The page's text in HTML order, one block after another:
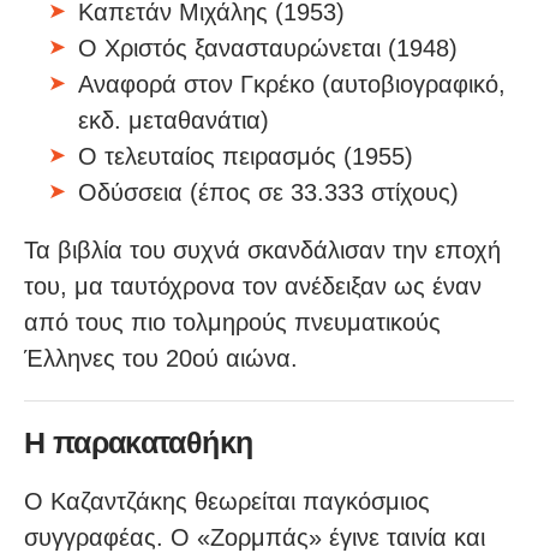
Καπετάν Μιχάλης (1953)
Ο Χριστός ξανασταυρώνεται (1948)
Αναφορά στον Γκρέκο (αυτοβιογραφικό,
εκδ. μεταθανάτια)
Ο τελευταίος πειρασμός (1955)
Οδύσσεια (έπος σε 33.333 στίχους)
Τα βιβλία του συχνά σκανδάλισαν την εποχή
του, μα ταυτόχρονα τον ανέδειξαν ως έναν
από τους πιο τολμηρούς πνευματικούς
Έλληνες του 20ού αιώνα.
Η παρακαταθήκη
Ο Καζαντζάκης θεωρείται παγκόσμιος
συγγραφέας. Ο «Ζορμπάς» έγινε ταινία και